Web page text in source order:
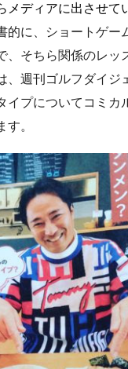
メディアに出させて
的に、ショートゲー
、そちら関係のレッ
、週刊ゴルフダイジ
イプについてコミカ
。